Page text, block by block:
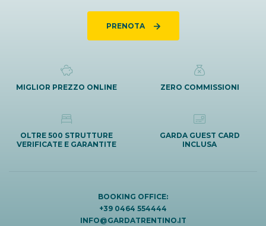
PRENOTA
MIGLIOR PREZZO ONLINE ZERO COMMISSIONI
OLTRE 500 STRUTTURE
VERIFICATE E GARANTITE
GARDA GUEST CARD
INCLUSA
BOOKING OFFICE:
+39 0464 554444
INFO@GARDATRENTINO.IT